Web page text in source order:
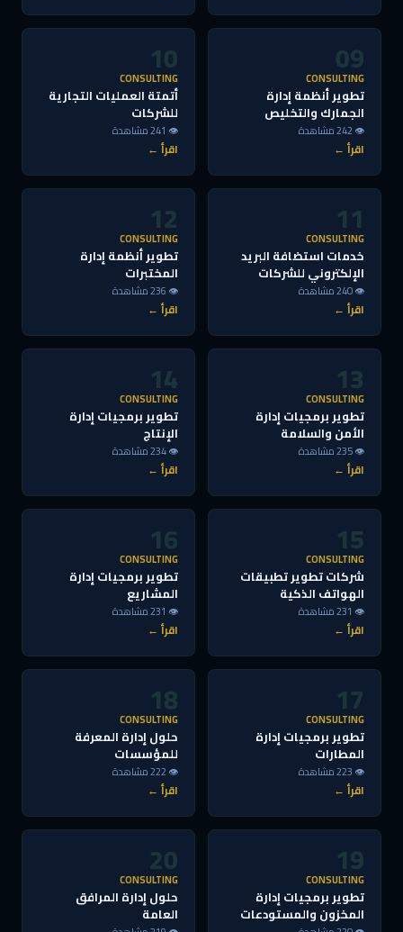
09
CONSULTING
تطوير أنظمة إدارة
الجمارك والتخليص
👁 242 مشاهدة
اقرأ ←
10
CONSULTING
أتمتة العمليات التجارية
للشركات
👁 241 مشاهدة
اقرأ ←
11
CONSULTING
خدمات استضافة البريد
الإلكتروني للشركات
👁 240 مشاهدة
اقرأ ←
12
CONSULTING
تطوير أنظمة إدارة
المختبرات
👁 236 مشاهدة
اقرأ ←
13
CONSULTING
تطوير برمجيات إدارة
الأمن والسلامة
👁 235 مشاهدة
اقرأ ←
14
CONSULTING
تطوير برمجيات إدارة
الإنتاج
👁 234 مشاهدة
اقرأ ←
15
CONSULTING
شركات تطوير تطبيقات
الهواتف الذكية
👁 231 مشاهدة
اقرأ ←
16
CONSULTING
تطوير برمجيات إدارة
المشاريع
👁 231 مشاهدة
اقرأ ←
17
CONSULTING
تطوير برمجيات إدارة
المطارات
👁 223 مشاهدة
اقرأ ←
18
CONSULTING
حلول إدارة المعرفة
للمؤسسات
👁 222 مشاهدة
اقرأ ←
19
CONSULTING
تطوير برمجيات إدارة
المخزون والمستودعات
20
CONSULTING
حلول إدارة المرافق
العامة